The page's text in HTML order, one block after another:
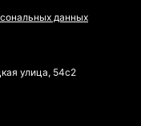
данных
улица, 54с2